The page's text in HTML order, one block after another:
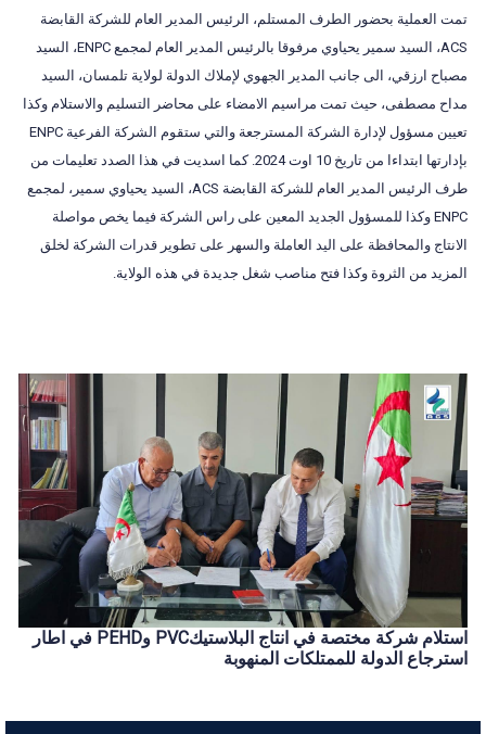
تمت العملية بحضور الطرف المستلم، الرئيس المدير العام للشركة القابضة
ACS، السيد سمير يحياوي مرفوقا بالرئيس المدير العام لمجمع ENPC، السيد
مصباح ارزقي، الى جانب المدير الجهوي لإملاك الدولة لولاية تلمسان، السيد
مداح مصطفى، حيث تمت مراسيم الامضاء على محاضر التسليم والاستلام وكذا
تعيين مسؤول لإدارة الشركة المسترجعة والتي ستقوم الشركة الفرعية ENPC
بإدارتها ابتداءا من تاريخ 10 اوت 2024. كما اسديت في هذا الصدد تعليمات من
طرف الرئيس المدير العام للشركة القابضة ACS، السيد يحياوي سمير، لمجمع
ENPC وكذا للمسؤول الجديد المعين على راس الشركة فيما يخص مواصلة
الانتاج والمحافظة على اليد العاملة والسهر على تطوير قدرات الشركة لخلق
المزيد من الثروة وكذا فتح مناصب شغل جديدة في هذه الولاية.
استلام شركة مختصة في انتاج البلاستيكPVC وPEHD في اطار
استرجاع الدولة للممتلكات المنهوبة